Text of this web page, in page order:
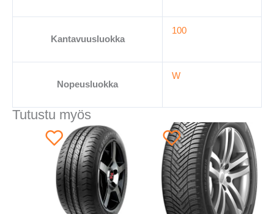
Kantavuusluokka
100
Nopeusluokka
W
Tutustu myös